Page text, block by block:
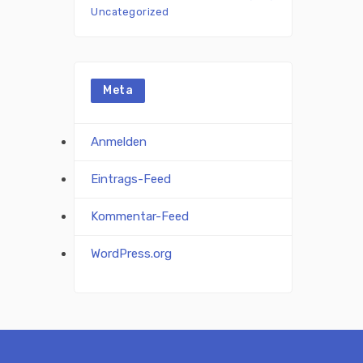
Uncategorized
Meta
Anmelden
Eintrags-Feed
Kommentar-Feed
WordPress.org